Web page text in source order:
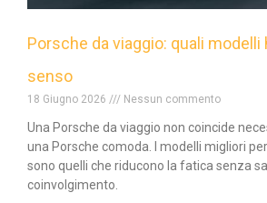
Porsche da viaggio: quali modelli
senso
18 Giugno 2026 Nessun commento
Una Porsche da viaggio non coincide
una Porsche comoda. I modelli migliori
sono quelli che riducono la fatica senza
coinvolgimento.